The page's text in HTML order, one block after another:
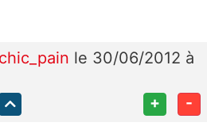
le 30/06/2012 à
+ -